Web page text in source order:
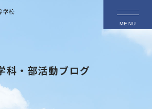
MENU
科・部活動ブログ